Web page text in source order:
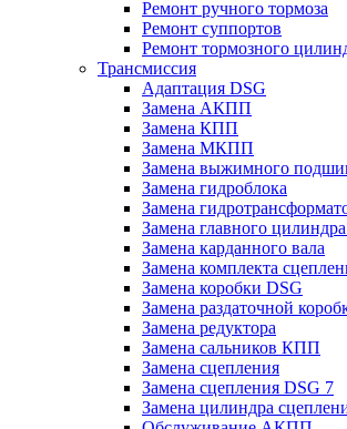
Ремонт ручного тормоза
Ремонт суппортов
Ремонт тормозного
Трансмиссия
Адаптация DSG
Замена АКПП
Замена КПП
Замена МКПП
Замена выжимного
Замена гидроблока
Замена
Замена главного
Замена карданного вала
Замена комплекта
Замена коробки DSG
Замена раздаточной
Замена редуктора
Замена сальников КПП
Замена сцепления
Замена сцепления DSG 7
Замена цилиндра